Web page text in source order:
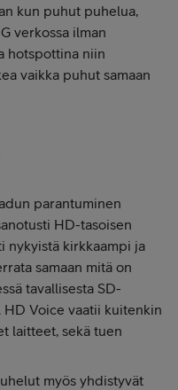
kun puhut puhelua,
verkossa ilman
hotspottina niin
vaikka puhut samaan
parantuminen
HD-tasoisen
nykyistä kirkkaampi ja
samaan mitä on
tavallisesta SD-
HD Voice vaatii kuitenkin
laitteet, sekä tuen
myös yhdistyvät